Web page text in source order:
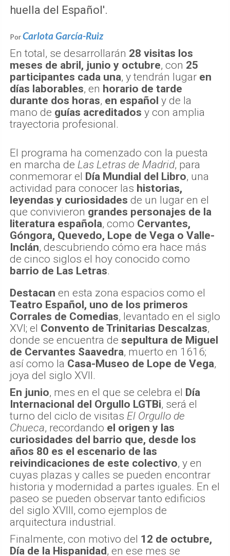
huella del Español'.
PorCarlota García-Ruiz
En total, se desarrollarán 28 visitas los
meses de abril, junio y octubre, con 25
participantes cada una, y tendrán lugar en
días laborables, en horario de tarde
durante dos horas, en español y de la
mano de guías acreditados y con amplia
trayectoria profesional.
El programa ha comenzado con la puesta
en marcha de Las Letras de Madrid, para
conmemorar el Día Mundial del Libro, una
actividad para conocer las historias,
leyendas y curiosidades de un lugar en el
que convivieron grandes personajes de la
literatura española, como Cervantes,
Góngora, Quevedo, Lope de Vega o Valle-
Inclán, descubriendo cómo era hace más
de cinco siglos el hoy conocido como
barrio de Las Letras.
Destacan en esta zona espacios como el
Teatro Español, uno de los primeros
Corrales de Comedias, levantado en el siglo
XVI; el Convento de Trinitarias Descalzas,
donde se encuentra de sepultura de Miguel
de Cervantes Saavedra, muerto en 1616;
así como la Casa-Museo de Lope de Vega,
joya del siglo XVII.
En junio, mes en el que se celebra el Día
Internacional del Orgullo LGTBi, será el
turno del ciclo de visitas El Orgullo de
Chueca, recordando el origen y las
curiosidades del barrio que, desde los
años 80 es el escenario de las
reivindicaciones de este colectivo, y en
cuyas plazas y calles se pueden encontrar
historia y modernidad a partes iguales. En el
paseo se pueden observar tanto edificios
del siglo XVIII, como ejemplos de
arquitectura industrial.
Finalmente, con motivo del 12 de octubre,
Día de la Hispanidad, en ese mes se